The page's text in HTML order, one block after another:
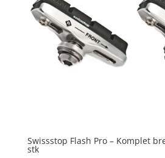
Swissstop Flash Pro – Komplet
stk